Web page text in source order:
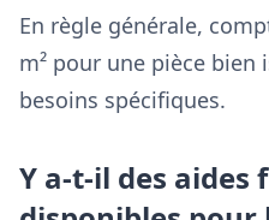
En règle générale,
m² pour une pièce bien
besoins spécifiques.
Y a-t-il des aides